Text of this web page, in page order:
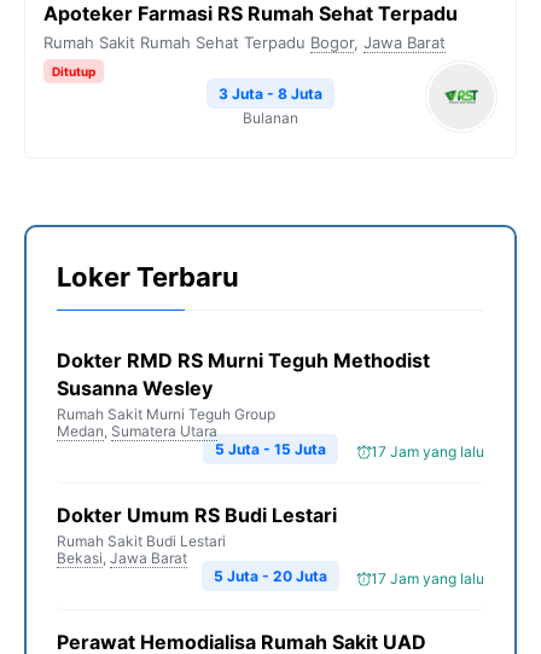
Apoteker Farmasi RS Rumah Sehat Terpadu
Rumah Sakit Rumah Sehat Terpadu Bogor, Jawa Barat
Ditutup
3 Juta - 8 Juta
Bulanan
Loker Terbaru
Dokter RMD RS Murni Teguh Methodist
Susanna Wesley
Rumah Sakit Murni Teguh Group
Medan, Sumatera Utara
17 Jam yang lalu
5 Juta - 15 Juta
Dokter Umum RS Budi Lestari
Rumah Sakit Budi Lestari
Bekasi, Jawa Barat
17 Jam yang lalu
5 Juta - 20 Juta
Perawat Hemodialisa Rumah Sakit UAD